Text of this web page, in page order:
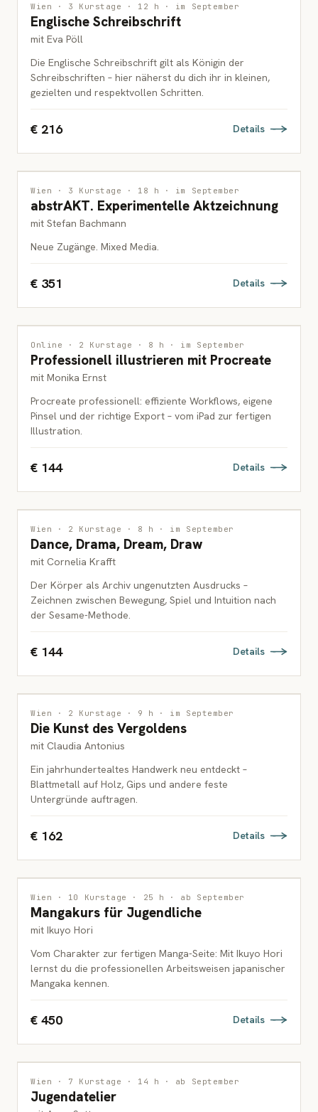
ZEICHNUNG
ERWACHSENE
Wien · 3 Kurstage · 12 h · im September
Englische Schreibschrift
mit Eva Pöll
Die Englische Schreibschrift gilt als Königin der
Schreibschriften – hier näherst du dich ihr in kleinen,
gezielten und respektvollen Schritten.
€ 216 Details
ZEICHNUNG
ERWACHSENE
Wien · 3 Kurstage · 18 h · im September
abstrAKT. Experimentelle Aktzeichnung
mit Stefan Bachmann
Neue Zugänge. Mixed Media.
€ 351 Details
ILLUSTRATION
ERWACHSENE
Online · 2 Kurstage · 8 h · im September
Professionell illustrieren mit Procreate
mit Monika Ernst
Procreate professionell: effiziente Workflows, eigene
Pinsel und der richtige Export – vom iPad zur fertigen
Illustration.
€ 144 Details
INTERDISZIPLINÄR
ERWACHSENE
Wien · 2 Kurstage · 8 h · im September
Dance, Drama, Dream, Draw
mit Cornelia Krafft
Der Körper als Archiv ungenutzten Ausdrucks –
Zeichnen zwischen Bewegung, Spiel und Intuition nach
der Sesame-Methode.
€ 144 Details
INTERDISZIPLINÄR
ERWACHSENE
Wien · 2 Kurstage · 9 h · im September
Die Kunst des Vergoldens
mit Claudia Antonius
Ein jahrhundertealtes Handwerk neu entdeckt –
Blattmetall auf Holz, Gips und andere feste
Untergründe auftragen.
€ 162 Details
ZEICHNUNG
JUGENDLICHE
Wien · 10 Kurstage · 25 h · ab September
Mangakurs für Jugendliche
mit Ikuyo Hori
Vom Charakter zur fertigen Manga-Seite: Mit Ikuyo Hori
lernst du die professionellen Arbeitsweisen japanischer
Mangaka kennen.
€ 450 Details
MALEREI
JUGENDLICHE
Wien · 7 Kurstage · 14 h · ab September
Jugendatelier